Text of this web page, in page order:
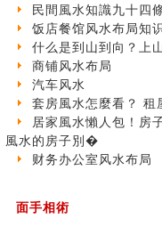
六爻算卦：测腹中胎
中國改革開放總設計
测字（实例解释）
精选1000个五行属火
玄空本义(七)
刘燮鈞讲人相 手纹与
商铺如何摆放物品催
极其旺夫的女人面相
家居常見風水形煞及
居家風水懶人包！房
這樣風水的房子別�
民間風水知識九十四
饭店餐馆风水布局知
什么是到山到向？上
商铺风水布局
汽车风水
套房風水怎麼看？ 租
居家風水懶人包！房
風水的房子別�
财务办公室风水布局
面手相術